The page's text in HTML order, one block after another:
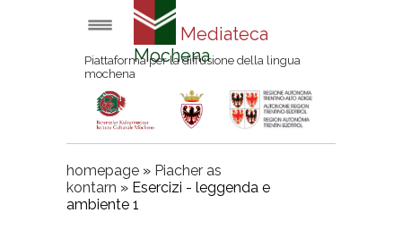
Mediateca
Mochena
Piattaforma per la diffusione della lingua
mochena
homepage » Piacher as
kontarn » Esercizi - leggenda e
ambiente 1